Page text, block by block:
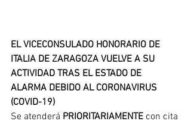
EL VICECONSULADO HONORARIO DE
ITALIA DE ZARAGOZA VUELVE A SU
ACTIVIDAD TRAS EL ESTADO DE
ALARMA DEBIDO AL CORONAVIRUS
(COVID-19)
Se atenderá PRIORITARIAMENTE con cita